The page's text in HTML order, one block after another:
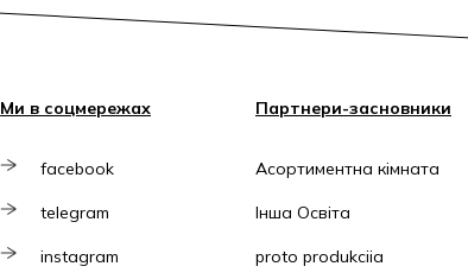
Ми в соцмережах
facebook
telegram
instagram
Партнери-засновники
Асортиментна кімната
Інша Освіта
proto produkciia